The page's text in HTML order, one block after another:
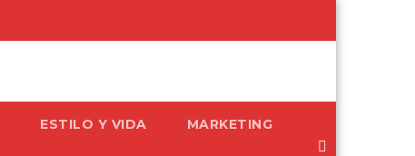
ESTILO Y VIDA MARKETING